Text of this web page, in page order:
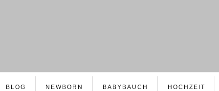
BLOG NEWBORN BABYBAUCH HOCHZEIT